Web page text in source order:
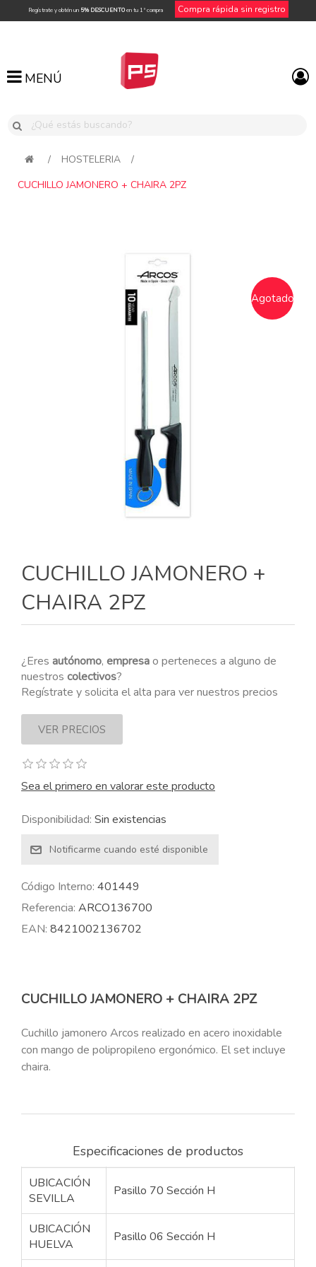
Regístrate y obtén un 5% DESCUENTOen tu 1ª compra Compra rápida sin registro
MENÚ
MENÚ
/ HOSTELERIA
/
CUCHILLO JAMONERO + CHAIRA 2PZ
Agotado
CUCHILLO JAMONERO +
CHAIRA 2PZ
¿Eres autónomo, empresao perteneces a alguno de
nuestros colectivos?
Regístrate y solicita el alta para ver nuestros precios
Sea el primero en valorar este producto
Disponibilidad: Sin existencias
Código Interno: 401449
Referencia: ARCO136700
EAN: 8421002136702
CUCHILLO JAMONERO + CHAIRA 2PZ
Cuchillo jamonero Arcos realizado en acero inoxidable
con mango de polipropileno ergonómico. El set incluye
chaira.
Especificaciones de productos
UBICACIÓN
SEVILLA
Pasillo 70 Sección H
UBICACIÓN
HUELVA
Pasillo 06 Sección H